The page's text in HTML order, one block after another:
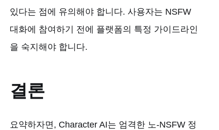
있다는 점에 유의해야 합니다. 사용자는 NSFW
대화에 참여하기 전에 플랫폼의 특정 가이드라인
을 숙지해야 합니다.
결론
요약하자면, Character AI는 엄격한 노-NSFW 정